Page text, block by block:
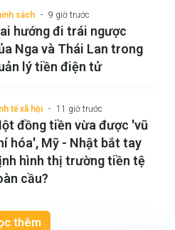
sách 9 giờ trước
hướng đi trái ngược
Nga và Thái Lan trong
lý tiền điện tử
tế xã hội 11 giờ trước
đồng tiền vừa được 'vũ
hóa', Mỹ - Nhật bắt tay
hình thị trường tiền tệ
cầu?
thêm